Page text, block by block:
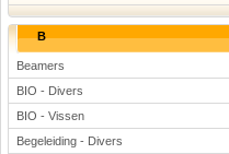
B
Beamers
BIO - Divers
BIO - Vissen
Begeleiding - Divers